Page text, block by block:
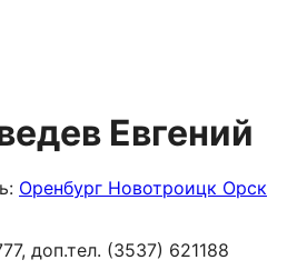
Евгений
Оренбург Новотроицк Орск
доп.тел. (3537) 621188